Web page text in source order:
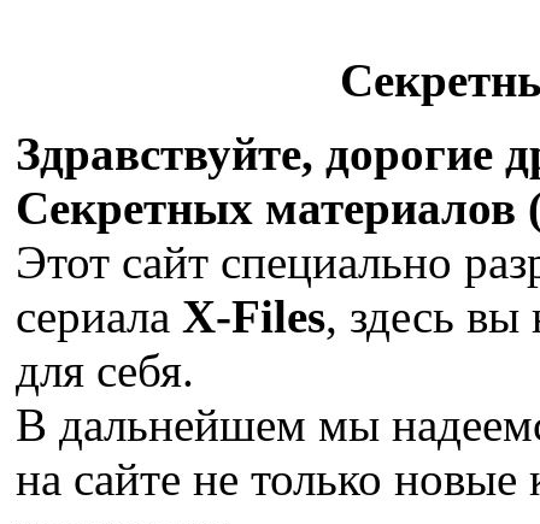
Здравствуйте, дорогие
Секретных материалов
Этот сайт специально
сериала X-Files, здесь вы
для себя.
В дальнейшем мы
на сайте не только